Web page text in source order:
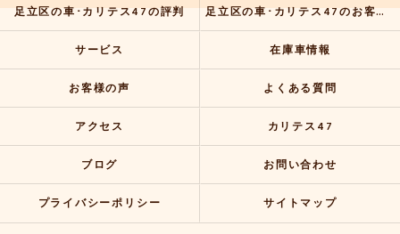
足立区の車･カリテス47の評判 足立区の車･カリテス47のお客様の声
サービス 在庫車情報
お客様の声 よくある質問
アクセス カリテス47
ブログ お問い合わせ
プライバシーポリシー サイトマップ